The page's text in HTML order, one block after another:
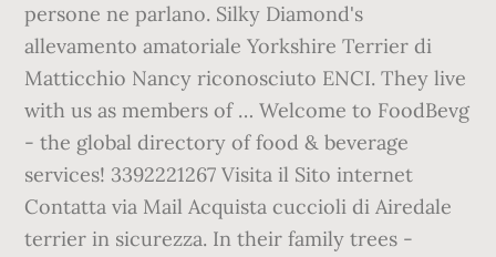
persone ne parlano. Silky Diamond's
allevamento amatoriale Yorkshire Terrier di
Matticchio Nancy riconosciuto ENCI. They live
with us as members of … Welcome to FoodBevg
- the global directory of food & beverage
services! 3392221267 Visita il Sito internet
Contatta via Mail Acquista cuccioli di Airedale
terrier in sicurezza. In their family trees -